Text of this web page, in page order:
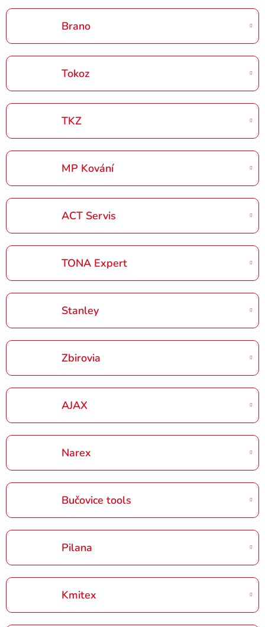
Brano
Tokoz
TKZ
MP Kování
ACT Servis
TONA Expert
Stanley
Zbirovia
AJAX
Narex
Bučovice tools
Pilana
Kmitex